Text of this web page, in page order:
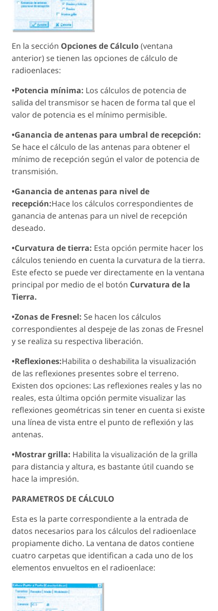
En la sección Opciones de Cálculo(ventana
anterior) se tienen las opciones de cálculo de
radioenlaces:
•Potencia mínima: Los cálculos de potencia de
salida del transmisor se hacen de forma tal que el
valor de potencia es el mínimo permisible.
•Ganancia de antenas para umbral de recepción:
Se hace el cálculo de las antenas para obtener el
mínimo de recepción según el valor de potencia de
transmisión.
•Ganancia de antenas para nivel de
recepción:Hace los cálculos correspondientes de
ganancia de antenas para un nivel de recepción
deseado.
•Curvatura de tierra: Esta opción permite hacer los
cálculos teniendo en cuenta la curvatura de la tierra.
Este efecto se puede ver directamente en la ventana
principal por medio de el botón Curvatura de la
Tierra.
•Zonas de Fresnel: Se hacen los cálculos
correspondientes al despeje de las zonas de Fresnel
y se realiza su respectiva liberación.
•Reflexiones:Habilita o deshabilita la visualización
de las reflexiones presentes sobre el terreno.
Existen dos opciones: Las reflexiones reales y las no
reales, esta última opción permite visualizar las
reflexiones geométricas sin tener en cuenta si existe
una línea de vista entre el punto de reflexión y las
antenas.
•Mostrar grilla: Habilita la visualización de la grilla
para distancia y altura, es bastante útil cuando se
hace la impresión.
PARAMETROS DE CÁLCULO
Esta es la parte correspondiente a la entrada de
datos necesarios para los cálculos del radioenlace
propiamente dicho. La ventana de datos contiene
cuatro carpetas que identifican a cada uno de los
elementos envueltos en el radioenlace: